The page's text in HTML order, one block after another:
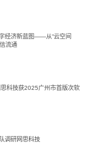
经济新蓝图——从“云空间
流通
科技获2025广州市首版次软
调研网思科技